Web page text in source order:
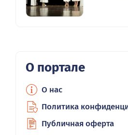
О портале
О нас
Политика
Публичная оферта